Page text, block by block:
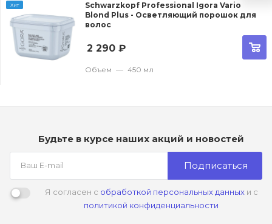
Хит
Schwarzkopf Professional Igora Vario
Blond Plus - Осветляющий порошок для
волос
2 290 ₽
Объем — 450 мл
Будьте в курсе наших акций и новостей
Подписаться
Я согласен с обработкой персональных данныхи с
политикой конфиденциальности